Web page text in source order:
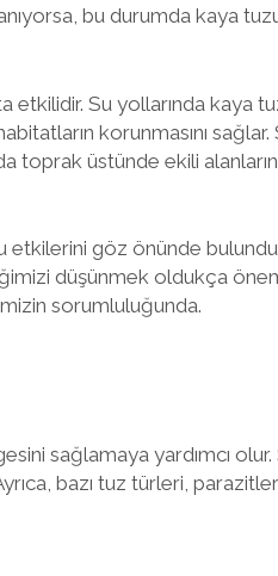
bu durumda kaya
Su yollarında kaya
korunmasını sağlar.
toprak üstünde ekili
göz önünde
düşünmek oldukça
sorumluluğunda.
sağlamaya yardımcı olur.
bazı tuz türleri,